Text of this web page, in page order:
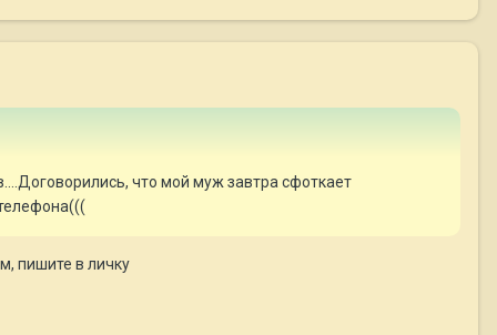
что мой муж завтра сфоткает
пишите в личку